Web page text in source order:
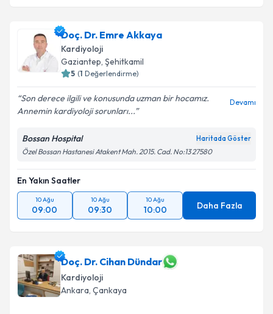
Doç. Dr. Emre Akkaya
Kardiyoloji
Gaziantep, Şehitkamil
5 (1 Değerlendirme)
Son derece ilgili ve konusunda uzman bir hocamız.
Annemin kardiyoloji sorunları...
Devamı
Bossan Hospital Haritada Göster
Özel Bossan Hastanesi Atakent Mah. 2015. Cad. No:13 27580
En Yakın Saatler
10 Ağu
09:00
10 Ağu
09:30
10 Ağu
10:00 Daha Fazla
Doç. Dr. Cihan Dündar
Kardiyoloji
Ankara, Çankaya